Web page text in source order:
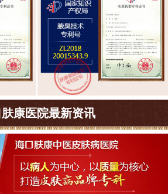
康医院最新资讯